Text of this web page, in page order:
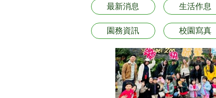
最新消息 生活作息
園務資訊 校園寫真